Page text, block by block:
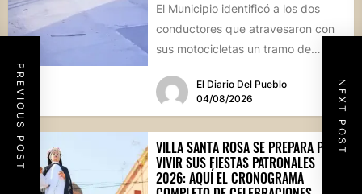
PREVIOUS POST NEXT POST
El Municipio identificó a los dos
conductores que atravesaron con
sus motocicletas un tramo de
calle...
El Diario Del Pueblo
04/08/2026
VILLA SANTA ROSA SE PREPARA PARA
VIVIR SUS FIESTAS PATRONALES
2026: AQUÍ EL CRONOGRAMA